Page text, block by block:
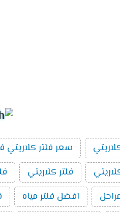
سعر فلتر
فلتر كلاريتي
افضل فلتر مياه